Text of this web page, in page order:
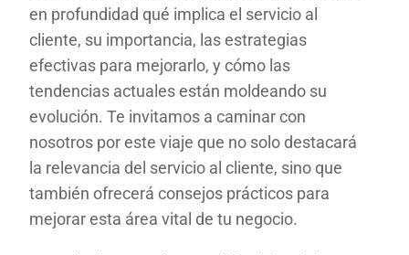
en profundidad qué implica el servicio al
cliente, su importancia, las estrategias
efectivas para mejorarlo, y cómo las
tendencias actuales están moldeando su
evolución. Te invitamos a caminar con
nosotros por este viaje que no solo destacará
la relevancia del servicio al cliente, sino que
también ofrecerá consejos prácticos para
mejorar esta área vital de tu negocio.